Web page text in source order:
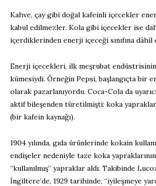
Kahve, çay gibi doğal kafeinli içecekler
kabul edilmezler. Kola gibi içecekler ise
içerdiklerinden enerji içeceği sınıfına dâhil
Enerji içecekleri, ilk meşrubat
kümesiydi. Örneğin Pepsi, başlangıçta bir
olarak pazarlanıyordu. Coca-Cola da
aktif bileşenden türetilmişti: koka yaprakları
(bir kafein kaynağı).
1904 yılında, gıda ürünlerinde kokain
endişeler nedeniyle taze koka
“kullanılmış” yapraklar aldı. Takibinde
İngiltere’de, 1929 tarihinde, “iyileşmeye